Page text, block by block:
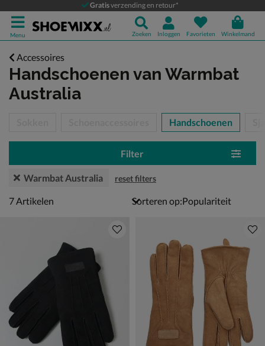
Gratisverzending en retour*
Menu Zoeken Inloggen Favorieten Winkelmand
Accessoires
Handschoenen van Warmbat
Australia
Handschoenen
Filter
Warmbat Australia reset filters
7 artikelen
7Artikelen Sorteren op: